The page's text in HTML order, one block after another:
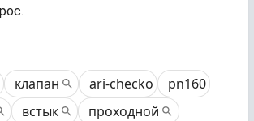
клапан ari-checko
pn160
встык проходной